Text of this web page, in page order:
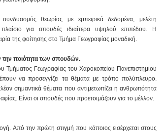
θεωρίας με εμπειρικά δεδομένα, μελέτη
για σπουδές ιδιαίτερα υψηλού επιπέδου. Η
της φοίτησης στο Τμήμα Γεωγραφίας μοναδική.
την ποιότητα των σπουδών.
Γεωγραφίας του Χαροκοπείου Πανεπιστημίου
να προσεγγίζει τα θέματα με τρόπο πολύπλευρο.
σημαντικά θέματα που αντιμετωπίζει η ανθρωπότητα
Είναι οι σπουδές που προετοιμάζουν για το μέλλον.
Από την πρώτη στιγμή που κάποιος εισέρχεται στους